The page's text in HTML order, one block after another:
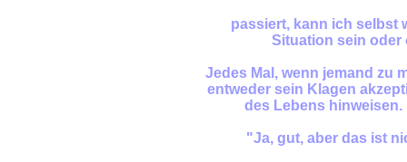
passiert, kann ich selbst
Situation sein oder
Jedes Mal, wenn jemand zu
entweder sein Klagen
des Lebens hinweisen.
"Ja, gut, aber das ist